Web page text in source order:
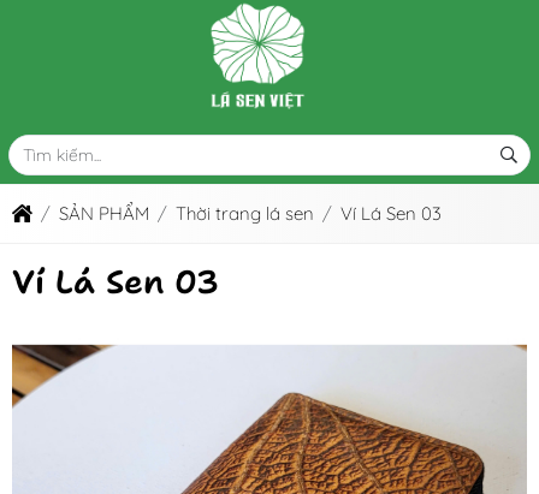
SẢN PHẨM Thời trang lá sen Ví Lá Sen 03
Ví Lá Sen 03